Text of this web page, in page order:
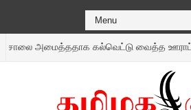
கல்வெட்டு வைத்த ஊராட்சி